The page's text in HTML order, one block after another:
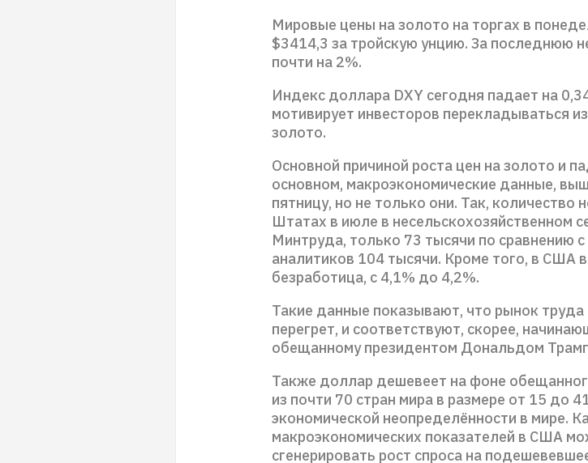
Мировые цены на золото на торгах в
$3414,3 за тройскую унцию. За последнюю
почти на 2%.
Индекс доллара DXY сегодня падает на
мотивирует инвесторов перекладываться
золото.
Основной причиной роста цен на золото и
основном, макроэкономические данные,
пятницу, но не только они. Так, количество
Штатах в июле в несельскохозяйственном
Минтруда, только 73 тысячи по сравнению
аналитиков 104 тысячи. Кроме того, в США
безработица, с 4,1% до 4,2%.
Такие данные показывают, что рынок
перегрет, и соответствуют, скорее,
обещанному президентом Дональдом
Также доллар дешевеет на фоне
из почти 70 стран мира в размере от 15 до
экономической неопределённости в мире.
макроэкономических показателей в США
сгенерировать рост спроса на